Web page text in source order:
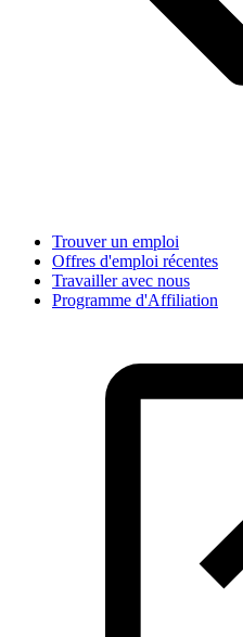
Trouver un emploi
Offres d'emploi récentes
Travailler avec nous
Programme d'Affiliation